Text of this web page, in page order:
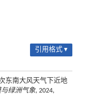
引用格式 ▾
东南大风天气下近地
绿洲气象, 2024,